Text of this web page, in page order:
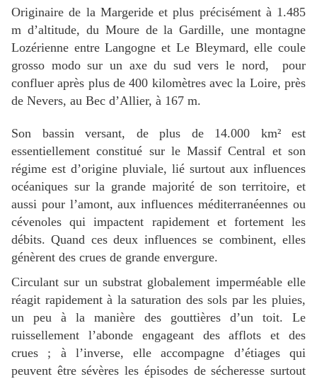
Originaire de la Margeride et plus précisément à 1.485
m d’altitude, du Moure de la Gardille, une montagne
Lozérienne entre Langogne et Le Bleymard, elle coule
grosso modo sur un axe du sud vers le nord, pour
confluer après plus de 400 kilomètres avec la Loire, près
de Nevers, au Bec d’Allier, à 167 m.
Son bassin versant, de plus de 14.000 km² est
essentiellement constitué sur le Massif Central et son
régime est d’origine pluviale, lié surtout aux influences
océaniques sur la grande majorité de son territoire, et
aussi pour l’amont, aux influences méditerranéennes ou
cévenoles qui impactent rapidement et fortement les
débits. Quand ces deux influences se combinent, elles
génèrent des crues de grande envergure.
Circulant sur un substrat globalement imperméable elle
réagit rapidement à la saturation des sols par les pluies,
un peu à la manière des gouttières d’un toit. Le
ruissellement l’abonde engageant des afflots et des
crues ; à l’inverse, elle accompagne d’étiages qui
peuvent être sévères les épisodes de sécheresse surtout